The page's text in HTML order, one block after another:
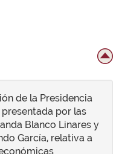
de la Presidencia
por las
Blanco Linares y
García, relativa a